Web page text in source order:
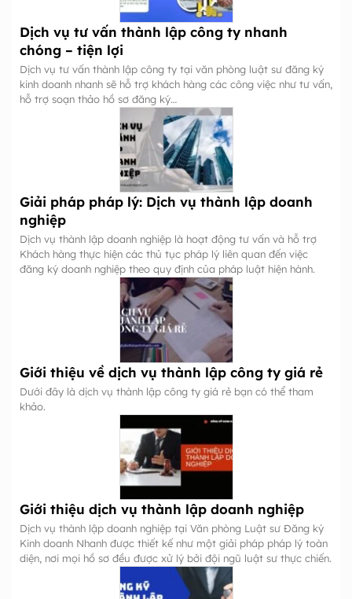
Dịch vụ tư vấn thành lập công ty nhanh
chóng – tiện lợi
Dịch vụ tư vấn thành lập công ty tại văn phòng luật sư đăng ký
kinh doanh nhanh sẽ hỗ trợ khách hàng các công việc như tư vấn,
hỗ trợ soạn thảo hồ sơ đăng ký…
Giải pháp pháp lý: Dịch vụ thành lập doanh
nghiệp
Dịch vụ thành lập doanh nghiệp là hoạt động tư vấn và hỗ trợ
Khách hàng thực hiện các thủ tục pháp lý liên quan đến việc
đăng ký doanh nghiệp theo quy định của pháp luật hiện hành.
Giới thiệu về dịch vụ thành lập công ty giá rẻ
Dưới đây là dịch vụ thành lập công ty giá rẻ bạn có thể tham
khảo.
Giới thiệu dịch vụ thành lập doanh nghiệp
Dịch vụ thành lập doanh nghiệp tại Văn phòng Luật sư Đăng ký
Kinh doanh Nhanh được thiết kế như một giải pháp pháp lý toàn
diện, nơi mọi hồ sơ đều được xử lý bởi đội ngũ luật sư thực chiến.